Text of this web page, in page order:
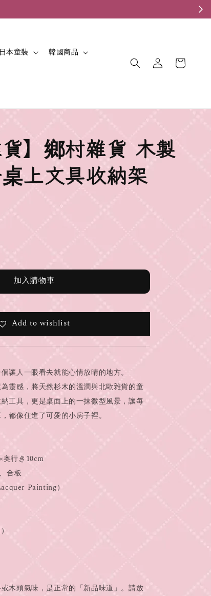
日本童裝
韓國商品
貨】鄉村雜貨 木製
上文具收納架
加入購物車
Add to wishlist
讓人一眼看去就能心情放晴的地方。
靈感，將天然杉木的溫潤與北歐雜貨的童
工具，更是桌面上的一抹微型風景，讓每
都像住進了可愛的小房子裡。
奥行き10cm
合板
Painting）
木頭氣味，是正常的「新品味道」。請放